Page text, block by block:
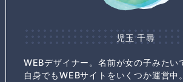
児玉 千尋
WEBデザイナー。名前が女の子みたい
自身でもWEBサイトをいくつか運営中